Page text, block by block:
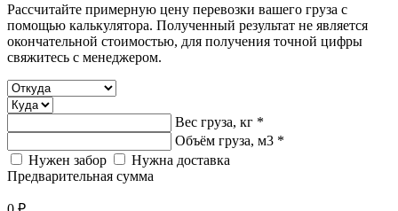
Рассчитайте примерную цену перевозки вашего груза с
помощью калькулятора. Полученный результат не является
окончательной стоимостью, для получения точной цифры
свяжитесь с менеджером.
Вес груза, кг *
Объём груза, м3 *
Нужен забор
Нужна доставка
Предварительная сумма